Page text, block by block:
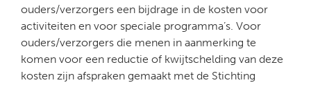
ouders/verzorgers een bijdrage in de kosten voor
activiteiten en voor speciale programma’s. Voor
ouders/verzorgers die menen in aanmerking te
komen voor een reductie of kwijtschelding van deze
kosten zijn afspraken gemaakt met de Stichting